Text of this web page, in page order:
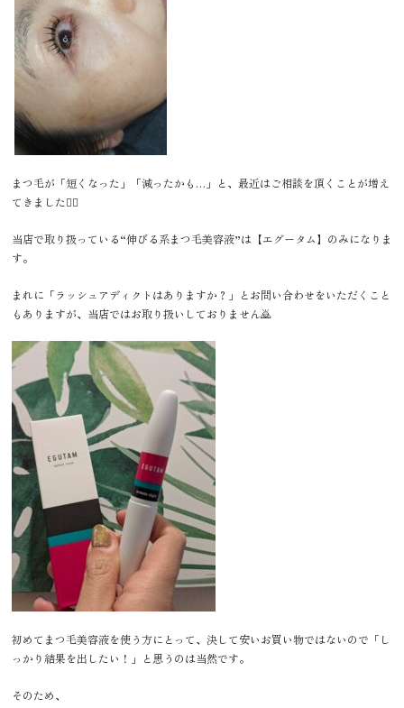
まつ毛が「短くなった」「減ったかも…」と、最近はご相談を頂くことが増え
てきました🙂‍↕️
当店で取り扱っている“伸びる系まつ毛美容液”は【エグータム】のみになりま
す。
まれに「ラッシュアディクトはありますか？」とお問い合わせをいただくこと
もありますが、当店ではお取り扱いしておりません🙇
初めてまつ毛美容液を使う方にとって、決して安いお買い物ではないので「し
っかり結果を出したい！」と思うのは当然です。
そのため、